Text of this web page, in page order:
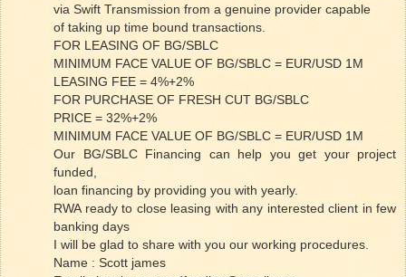
via Swift Transmission from a genuine provider capable
of taking up time bound transactions.
FOR LEASING OF BG/SBLC
MINIMUM FACE VALUE OF BG/SBLC = EUR/USD 1M
LEASING FEE = 4%+2%
FOR PURCHASE OF FRESH CUT BG/SBLC
PRICE = 32%+2%
MINIMUM FACE VALUE OF BG/SBLC = EUR/USD 1M
Our BG/SBLC Financing can help you get your project
funded,
loan financing by providing you with yearly.
RWA ready to close leasing with any interested client in few
banking days
I will be glad to share with you our working procedures.
Name : Scott james